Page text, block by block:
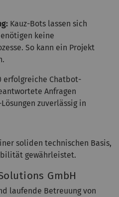
Kauz-Bots lassen sich
keine
So kann ein Projekt
erfolgreiche Chatbot-
Anfragen
zuverlässig in
soliden technischen Basis,
gewährleistet.
GmbH
laufende Betreuung von